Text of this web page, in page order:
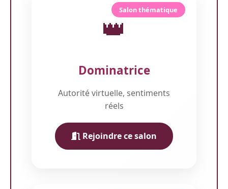
Salon thématique
👑
Dominatrice
Autorité virtuelle, sentiments
réels
Rejoindre ce salon